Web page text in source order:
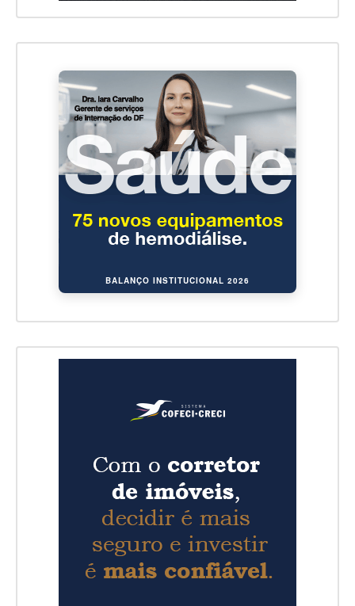
BALANÇO INSTITUCIONAL 2026